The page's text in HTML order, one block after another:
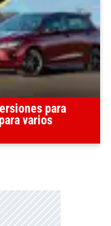
para
varios